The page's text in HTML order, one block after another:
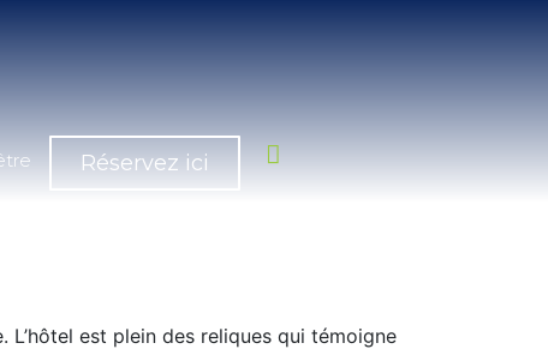
Réservez ici
est plein des reliques qui témoigne